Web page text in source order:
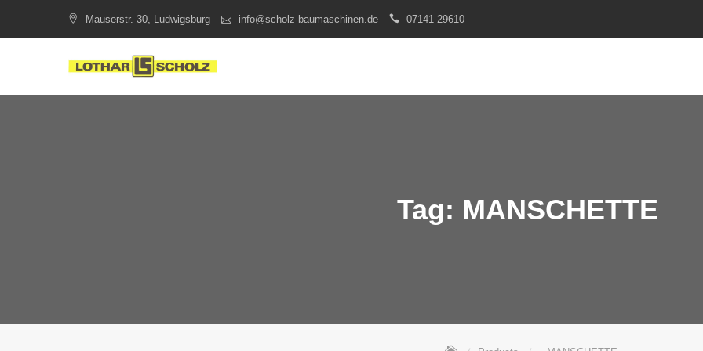
Mauserstr. 30, Ludwigsburg info@scholz-baumaschinen.de 07141-29610
Tag: MANSCHETTE